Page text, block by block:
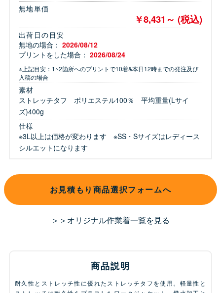
無地単価
￥8,431～ (税込)
出荷日の目安
無地の場合： 2026/08/12
プリントをした場合： 2026/08/24
※上記目安：1~2箇所へのプリントで10着&本日12時までの発注及び
入稿の場合
素材
ストレッチタフ ポリエステル100％ 平均重量(Lサイ
ズ)400g
仕様
※3L以上は価格が変わります ※SS・Sサイズはレディース
シルエットになります
お見積もり商品選択フォームへ
＞＞オリジナル作業着一覧を見る
商品説明
耐久性とストレッチ性に優れたストレッチタフを使用。軽量性と